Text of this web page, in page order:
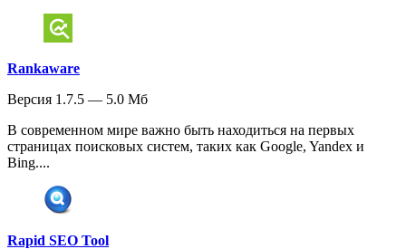
Rankaware
Версия 1.7.5 — 5.0 Мб
В современном мире важно быть находиться на первых
страницах поисковых систем, таких как Google, Yandex и
Bing....
Rapid SEO Tool